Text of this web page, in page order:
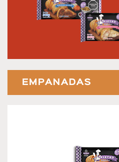
EMPANADAS